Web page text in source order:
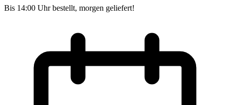
Bis 14:00 Uhr bestellt, morgen geliefert!